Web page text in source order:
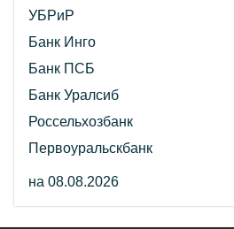
УБРиР
Банк Инго
Банк ПСБ
Банк Уралсиб
Россельхозбанк
Первоуральскбанк
на 08.08.2026